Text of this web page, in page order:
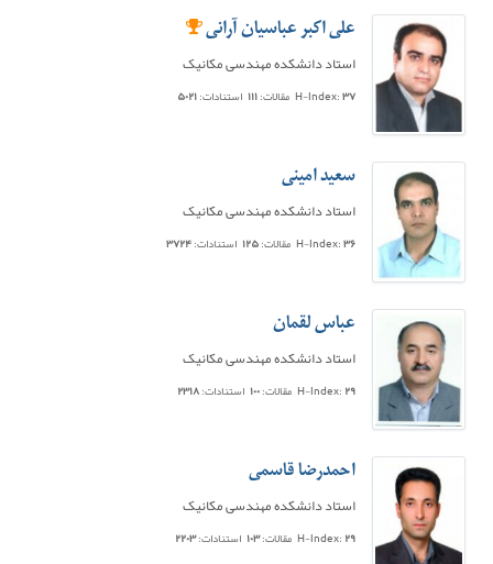
علی اکبر عباسیان آرانی
استاد دانشکده مهندسی مکانیک
H-Index:۳۷ مقالات:۱۱۱ استنادات:۵۰۲۱
سعید امینی
استاد دانشکده مهندسی مکانیک
H-Index:۳۶ مقالات:۱۲۵ استنادات:۳۷۲۴
عباس لقمان
استاد دانشکده مهندسی مکانیک
H-Index: ۲۹ مقالات:۱۰۰ استنادات:۲۳۱۸
احمدرضا قاسمی
استاد دانشکده مهندسی مکانیک
H-Index: ۲۹ مقالات:۱۰۳ استنادات:۲۲۰۳